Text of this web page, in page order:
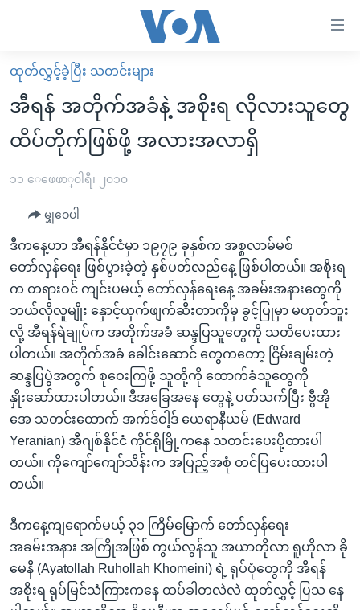
လွယ်ကူ
စေ
သည့်
များ
အကြောင်းအရာ
ပင်မ
ညွန်း
စာမျက်နှာ
ရှာဖွေ
နေရာ
ကျော်
မူလစာမျက်နှာ
မြန်မာ
ကမ္ဘာ့သတင်းများ
အစ္စရေး-ပါလက်စတိုင်း
ရပ်ဝန်းတခု လမ်းတခု အလွန်
အင်္ဂလိပ်စာလေ့လာမယ်
အမေရိကန်သုံးအီဒီယံ
မကြေးမုံရဲ့ အင်္ဂလိပ်စာ
ရုပ်ရှင်ထဲက အင်္ဂလိပ်စာ
သုတပဒေသာ အင်္ဂလိပ်စာ
အပတ်စဉ်ကဏ္ဍများ
ရေဒီယို
တီဗွီ
ရေဒီယိုနှင့်ရုပ်သံ အချက်အလက်များ
ရေဒီယို/တီဗွီအစီအစဉ်
Learning English
ဗွီအိုအေ လူမှုကွန်ယက်များ
ထုတ်လွှင့်ခဲ့ပြီး သတင်းများ
အီရန် အတိုက်အခံနဲ့ အစိုးရ လိုလားသူတွေ
ထိပ်တိုက်ဖြစ်ဖို့ အလားအလာရှိ
၁၁ ေဖေဖာ္၀ါရီ၊ ၂၀၁၀
မျှဝေပါ
ဒီကနေ့ဟာ အီရန်နိုင်ငံမှာ ၁၉၇၉ ခုနှစ်က အစ္စလာမ်မစ်
တော်လှန်ရေး ဖြစ်ပွားခဲ့တဲ့ နှစ်ပတ်လည်နေ့ ဖြစ်ပါတယ်။ အစိုးရ
က တရားဝင် ကျင်းပမယ့် တော်လှန်ရေးနေ့ အခမ်းအနားတွေကို
ဘယ်လိုလူမျိုး နှောင့်ယှက်ဖျက်ဆီးတာကိုမှ ခွင့်ပြုမှာ မဟုတ်ဘူး
လို့ အီရန်ရဲချုပ်က အတိုက်အခံ ဆန္ဒပြသူတွေကို သတိပေးထား
ပါတယ်။ အတိုက်အခံ ခေါင်းဆောင် တွေကတော့ ငြိမ်းချမ်းတဲ့
ဆန္ဒပြပွဲအတွက် စုဝေးကြဖို့ သူတို့ကို ထောက်ခံသူတွေကို
နှိုးဆော်ထားပါတယ်။ ဒီအခြေအနေ တွေနဲ့ ပတ်သက်ပြီး ဗွီအို
အေ သတင်းထောက် အက်ဒ်ဝါ့ဒ် ယေရာနီယမ် (Edward
Yeranian) အီဂျစ်နိုင်ငံ ကိုင်ရိုမြို့ကနေ သတင်းပေးပို့ထားပါ
တယ်။ ကိုကျော်ကျော်သိန်းက အပြည့်အစုံ တင်ပြပေးထားပါ
တယ်။
ဒီကနေ့ကျရောက်မယ့် ၃၁ ကြိမ်မြောက် တော်လှန်ရေး
အခမ်းအနား အကြိုအဖြစ် ကွယ်လွန်သူ အယာတိုလာ ရူဟိုလာ ခို
မေနီ (Ayatollah Ruhollah Khomeini) ရဲ့ ရုပ်ပုံတွေကို အီရန်
အစိုးရ ရုပ်မြင်သံကြားကနေ ထပ်ခါတလဲလဲ ထုတ်လွှင့် ပြသ နေ